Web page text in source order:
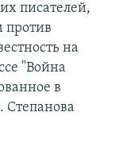
писателей,
против
на
"Война
в
Степанова